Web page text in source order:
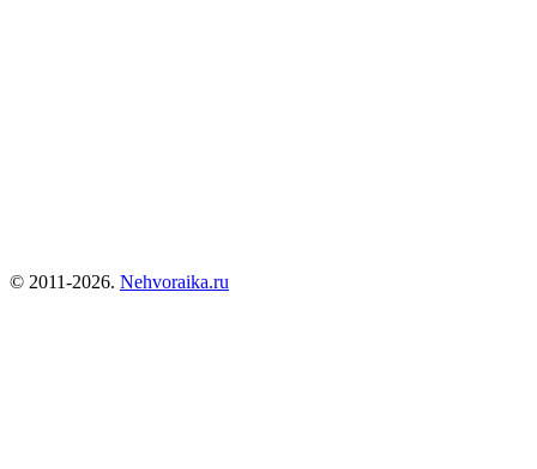
© 2011-2026. Nehvoraika.ru